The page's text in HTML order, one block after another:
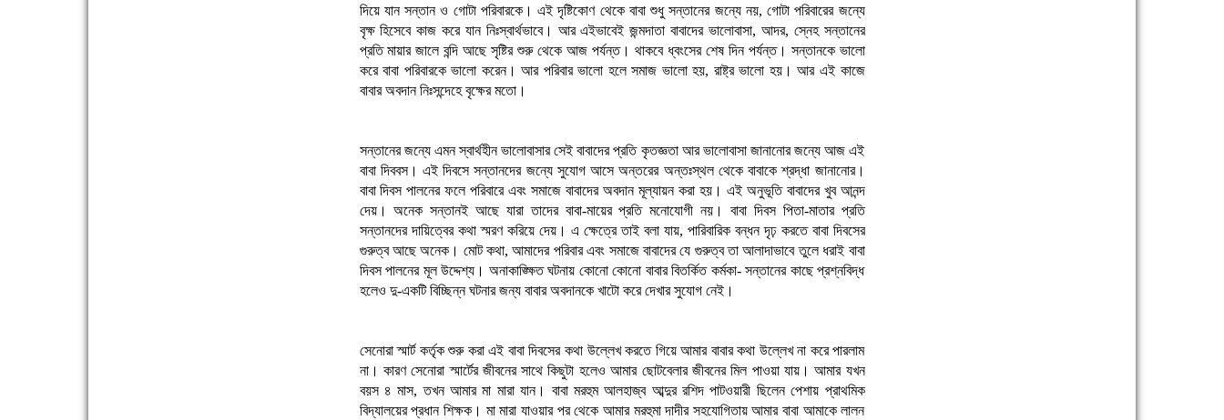
দিয়ে যান সন্তান ও গোটা পরিবারকে। এই দৃষ্টিকোণ থেকে বাবা শুধু সন্তানের জন্যে নয়, গোটা পরিবারের জন্যে
বৃক্ষ হিসেবে কাজ করে যান নিঃস্বার্থভাবে। আর এইভাবেই জন্মদাতা বাবাদের ভালোবাসা, আদর, স্নেহ সন্তানের
প্রতি মায়ার জালে বন্দি আছে সৃষ্টির শুরু থেকে আজ পর্যন্ত। থাকবে ধ্বংসের শেষ দিন পর্যন্ত। সন্তানকে ভালো
করে বাবা পরিবারকে ভালো করেন। আর পরিবার ভালো হলে সমাজ ভালো হয়, রাষ্ট্র ভালো হয়। আর এই কাজে
বাবার অবদান নিঃসন্দেহে বৃক্ষের মতো।
সন্তানের জন্যে এমন স্বার্থহীন ভালোবাসার সেই বাবাদের প্রতি কৃতজ্ঞতা আর ভালোবাসা জানানোর জন্যে আজ এই
বাবা দিববস। এই দিবসে সন্তানদের জন্যে সুযোগ আসে অন্তরের অন্তঃস্থল থেকে বাবাকে শ্রদ্ধা জানানোর।
বাবা দিবস পালনের ফলে পরিবারে এবং সমাজে বাবাদের অবদান মূল্যায়ন করা হয়। এই অনুভূতি বাবাদের খুব আনন্দ
দেয়। অনেক সন্তানই আছে যারা তাদের বাবা-মায়ের প্রতি মনোযোগী নয়। বাবা দিবস পিতা-মাতার প্রতি
সন্তানদের দায়িত্বের কথা স্মরণ করিয়ে দেয়। এ ক্ষেত্রে তাই বলা যায়, পারিবারিক বন্ধন দৃঢ় করতে বাবা দিবসের
গুরুত্ব আছে অনেক। মোট কথা, আমাদের পরিবার এবং সমাজে বাবাদের যে গুরুত্ব তা আলাদাভাবে তুলে ধরাই বাবা
দিবস পালনের মূল উদ্দেশ্য। অনাকাঙ্ক্ষিত ঘটনায় কোনো কোনো বাবার বিতর্কিত কর্মকা- সন্তানের কাছে প্রশ্নবিদ্ধ
হলেও দু-একটি বিচ্ছিন্ন ঘটনার জন্য বাবার অবদানকে খাটো করে দেখার সুযোগ নেই।
সেনোরা স্মার্ট কর্তৃক শুরু করা এই বাবা দিবসের কথা উল্লেখ করতে গিয়ে আমার বাবার কথা উল্লেখ না করে পারলাম
না। কারণ সেনোরা স্মার্টের জীবনের সাথে কিছুটা হলেও আমার ছোটবেলার জীবনের মিল পাওয়া যায়। আমার যখন
বয়স ৪ মাস, তখন আমার মা মারা যান। বাবা মরহুম আলহাজ্ব আব্দুর রশিদ পাটওয়ারী ছিলেন পেশায় প্রাথমিক
বিদ্যালয়ের প্রধান শিক্ষক। মা মারা যাওয়ার পর থেকে আমার মরহুমা দাদীর সহযোগিতায় আমার বাবা আমাকে লালন